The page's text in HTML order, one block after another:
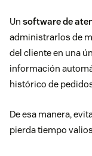
Un software de
administrarlos de
del cliente en una
información
histórico de
De esa manera,
pierda tiempo